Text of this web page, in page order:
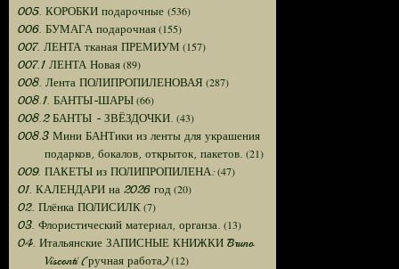
005. КОРОБКИ подарочные (536)
006. БУМАГА подарочная(155)
007. ЛЕНТА тканая ПРЕМИУМ (157)
007.1 ЛЕНТА Новая(89)
008. Лента ПОЛИПРОПИЛЕНОВАЯ (287)
008.1. БАНТЫ-ШАРЫ(66)
008.2 БАНТЫ - ЗВЁЗДОЧКИ. (43)
008.3 Мини БАНТики из ленты для украшения
подарков, бокалов, открыток, пакетов. (21)
009. ПАКЕТЫ из ПОЛИПРОПИЛЕНА:(47)
01. КАЛЕНДАРИ на 2026 год (20)
02. Плёнка ПОЛИСИЛК(7)
03. Флористический материал, органза. (13)
04. Итальянские ЗАПИСНЫЕ КНИЖКИ Bruno
Visconti (ручная работа)(12)